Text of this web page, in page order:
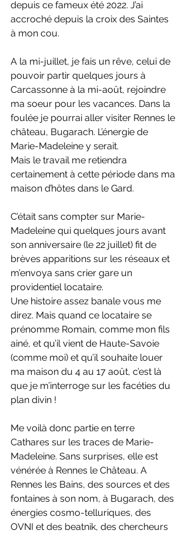
depuis ce fameux été 2022. J’ai
accroché depuis la croix des Saintes
à mon cou.
A la mi-juillet, je fais un rêve, celui de
pouvoir partir quelques jours à
Carcassonne à la mi-août, rejoindre
ma soeur pour les vacances. Dans la
foulée je pourrai aller visiter Rennes le
château, Bugarach. L’énergie de
Marie-Madeleine y serait.
Mais le travail me retiendra
certainement à cette période dans ma
maison d’hôtes dans le Gard.
C’était sans compter sur Marie-
Madeleine qui quelques jours avant
son anniversaire (le 22 juillet) fit de
brèves apparitions sur les réseaux et
m’envoya sans crier gare un
providentiel locataire.
Une histoire assez banale vous me
direz. Mais quand ce locataire se
prénomme Romain, comme mon fils
ainé, et qu’il vient de Haute-Savoie
(comme moi) et qu’il souhaite louer
ma maison du 4 au 17 août, c’est là
que je m’interroge sur les facéties du
plan divin !
Me voilà donc partie en terre
Cathares sur les traces de Marie-
Madeleine. Sans surprises, elle est
vénérée à Rennes le Château. A
Rennes les Bains, des sources et des
fontaines à son nom, à Bugarach, des
énergies cosmo-telluriques, des
OVNI et des beatnik, des chercheurs